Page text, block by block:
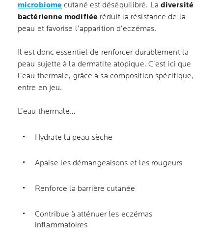
microbiome cutané est déséquilibré. La diversité
bactérienne modifiée réduit la résistance de la
peau et favorise l’apparition d’eczémas.
Il est donc essentiel de renforcer durablement la
peau sujette à la dermatite atopique. C’est ici que
l’eau thermale, grâce à sa composition spécifique,
entre en jeu.
L’eau thermale…
Hydrate la peau sèche
Apaise les démangeaisons et les rougeurs
Renforce la barrière cutanée
Contribue à atténuer les eczémas
inflammatoires